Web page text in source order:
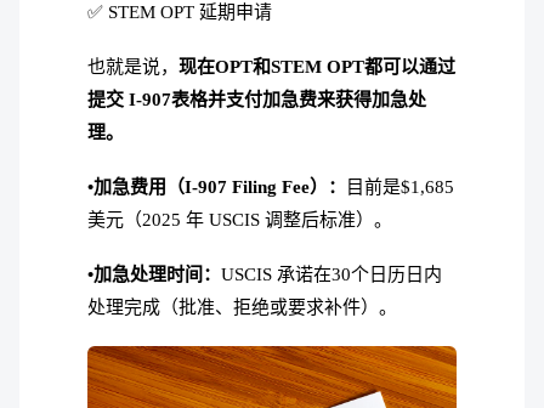
✅ STEM OPT 延期申请
也就是说， 现在OPT和STEM OPT都可以通过
提交 I-907表格并支付加急费来获得加急处
理。
•加急费用（I-907 Filing Fee）：
目前是$1,685
美元（2025 年 USCIS 调整后标准）。
•加急处理时间： USCIS 承诺在30个日历日内
处理完成（批准、拒绝或要求补件）。